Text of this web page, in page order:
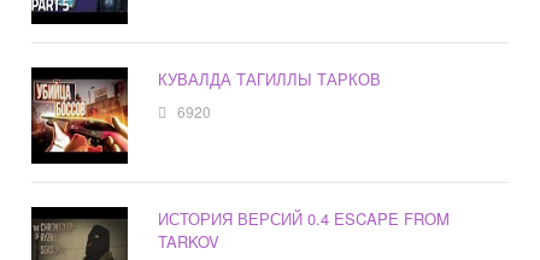
КУВАЛДА ТАГИЛЛЫ ТАРКОВ
6920
ИСТОРИЯ ВЕРСИЙ 0.4 ESCAPE FROM
TARKOV